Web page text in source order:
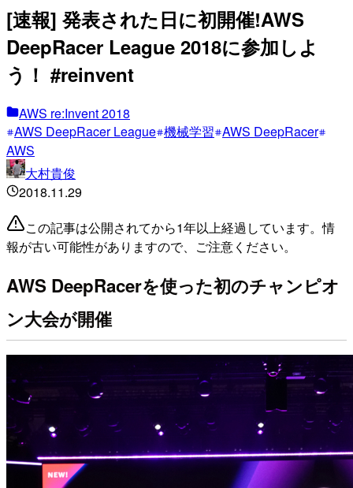
[速報] 発表された日に初開催!AWS
DeepRacer League 2018に参加しよ
う！ #reinvent
AWS re:Invent 2018
AWS DeepRacer League 機械学習 AWS DeepRacer
AWS
大村貴俊
2018.11.29
この記事は公開されてから1年以上経過しています。情
報が古い可能性がありますので、ご注意ください。
AWS DeepRacerを使った初のチャンピオ
ン大会が開催